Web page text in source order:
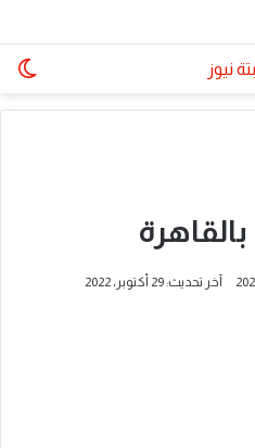
آخر تحديث: 29 أكتوبر، 2022